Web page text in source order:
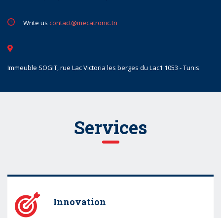
Write us contact@mecatronic.tn
Immeuble SOGIT, rue Lac Victoria les berges du Lac1 1053 - Tunis
Services
Innovation